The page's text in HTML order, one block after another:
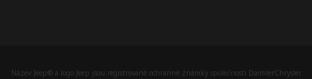
Název Jeep® a logo Jeep jsou registrované ochranné známky společnosti DaimlerChrysler